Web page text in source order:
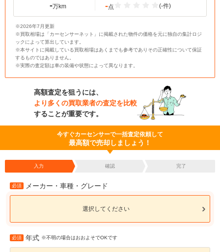
-万km -点 (-件)
※2026年7月更新
※買取相場は「カーセンサーネット」に掲載された物件の価格を元に独自の集計ロジ
ックによって算出しています。
※本サイトに掲載している買取相場はあくまでも参考でありその正確性について保証
するものではありません。
※実際の査定額は車の装備や状態によって異なります。
高額査定を狙うには、
より多くの買取業者の査定を比較
することが重要です。
今すぐカーセンサーで一括査定依頼して
最高額で売却しましょう！
入力 確認 完了
必須 メーカー・車種・グレード
選択してください
必須 年式 ※不明の場合はおおよそでOKです